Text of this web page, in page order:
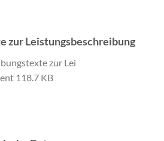
zur Leistungsbeschreibung
zur Lei
118.7 KB